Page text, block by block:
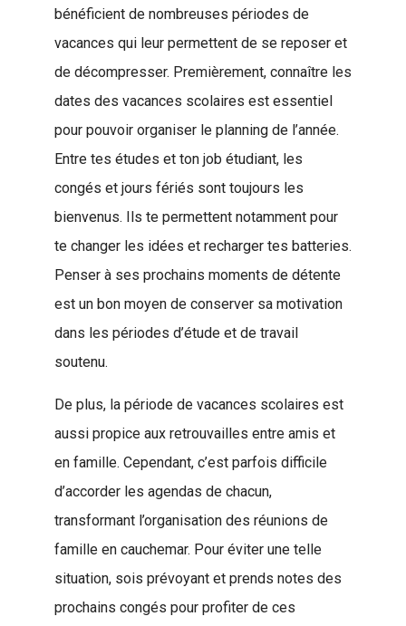
bénéficient de nombreuses périodes de
vacances qui leur permettent de se reposer et
de décompresser. Premièrement, connaître les
dates des vacances scolaires est essentiel
pour pouvoir organiser le planning de l’année.
Entre tes études et ton job étudiant, les
congés et jours fériés sont toujours les
bienvenus. Ils te permettent notamment pour
te changer les idées et recharger tes batteries.
Penser à ses prochains moments de détente
est un bon moyen de conserver sa motivation
dans les périodes d’étude et de travail
soutenu.
De plus, la période de vacances scolaires est
aussi propice aux retrouvailles entre amis et
en famille. Cependant, c’est parfois difficile
d’accorder les agendas de chacun,
transformant l’organisation des réunions de
famille en cauchemar. Pour éviter une telle
situation, sois prévoyant et prends notes des
prochains congés pour profiter de ces